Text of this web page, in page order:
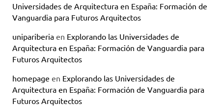
Universidades de Arquitectura en España: Formación de
Vanguardia para Futuros Arquitectos
unipariberia en Explorando las Universidades de
Arquitectura en España: Formación de Vanguardia para
Futuros Arquitectos
homepage en Explorando las Universidades de
Arquitectura en España: Formación de Vanguardia para
Futuros Arquitectos